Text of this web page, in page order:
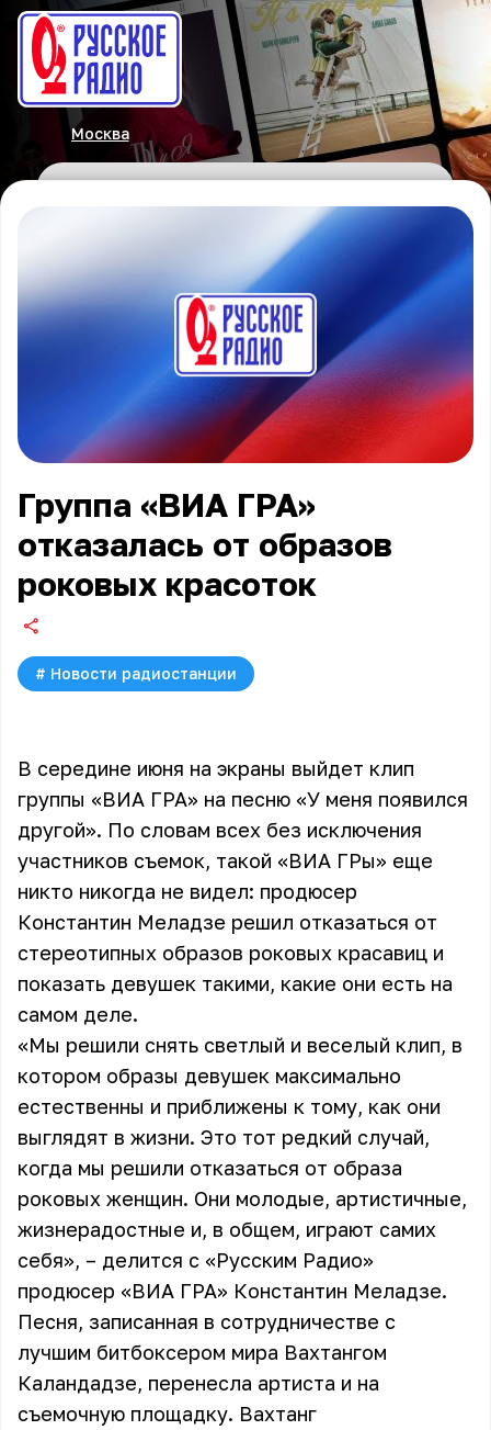
Москва
Группа «ВИА ГРА»
отказалась от образов
роковых красоток
# Новости радиостанции
В середине июня на экраны выйдет клип
группы «ВИА ГРА» на песню «У меня появился
другой». По словам всех без исключения
участников съемок, такой «ВИА ГРы» еще
никто никогда не видел: продюсер
Константин Меладзе решил отказаться от
стереотипных образов роковых красавиц и
показать девушек такими, какие они есть на
самом деле.
«Мы решили снять светлый и веселый клип, в
котором образы девушек максимально
естественны и приближены к тому, как они
выглядят в жизни. Это тот редкий случай,
когда мы решили отказаться от образа
роковых женщин. Они молодые, артистичные,
жизнерадостные и, в общем, играют самих
себя», – делится с «Русским Радио»
продюсер «ВИА ГРА» Константин Меладзе.
Песня, записанная в сотрудничестве с
лучшим битбоксером мира Вахтангом
Каландадзе, перенесла артиста и на
съемочную площадку. Вахтанг